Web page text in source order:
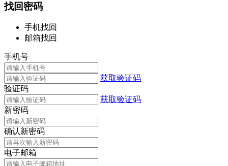
找回密码
手机找回
邮箱找回
手机号
获取验证码
验证码
获取验证码
新密码
确认新密码
电子邮箱